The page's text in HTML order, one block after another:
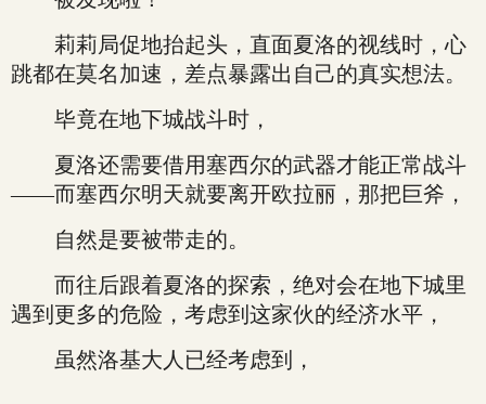
莉莉局促地抬起头，直面夏洛的视线时，心
跳都在莫名加速，差点暴露出自己的真实想法。
毕竟在地下城战斗时，
夏洛还需要借用塞西尔的武器才能正常战斗
——而塞西尔明天就要离开欧拉丽，那把巨斧，
自然是要被带走的。
而往后跟着夏洛的探索，绝对会在地下城里
遇到更多的危险，考虑到这家伙的经济水平，
虽然洛基大人已经考虑到，